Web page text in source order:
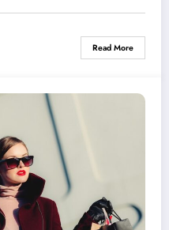
Read More